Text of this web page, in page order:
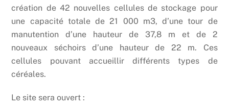
création de 42 nouvelles cellules de stockage pour
une capacité totale de 21 000 m3, d’une tour de
manutention d’une hauteur de 37,8 m et de 2
nouveaux séchoirs d’une hauteur de 22 m. Ces
cellules pouvant accueillir différents types de
céréales.
Le site sera ouvert :